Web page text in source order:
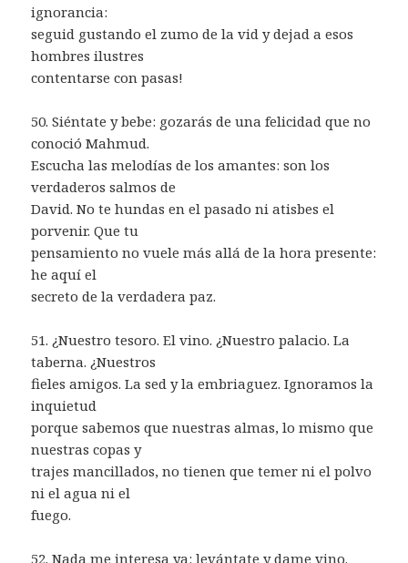
ignorancia:
seguid gustando el zumo de la vid y dejad a esos
hombres ilustres
contentarse con pasas!
50. Siéntate y bebe: gozarás de una felicidad que no
conoció Mahmud.
Escucha las melodías de los amantes: son los
verdaderos salmos de
David. No te hundas en el pasado ni atisbes el
porvenir. Que tu
pensamiento no vuele más allá de la hora presente:
he aquí el
secreto de la verdadera paz.
51. ¿Nuestro tesoro. El vino. ¿Nuestro palacio. La
taberna. ¿Nuestros
fieles amigos. La sed y la embriaguez. Ignoramos la
inquietud
porque sabemos que nuestras almas, lo mismo que
nuestras copas y
trajes mancillados, no tienen que temer ni el polvo
ni el agua ni el
fuego.
52. Nada me interesa ya: levántate y dame vino.